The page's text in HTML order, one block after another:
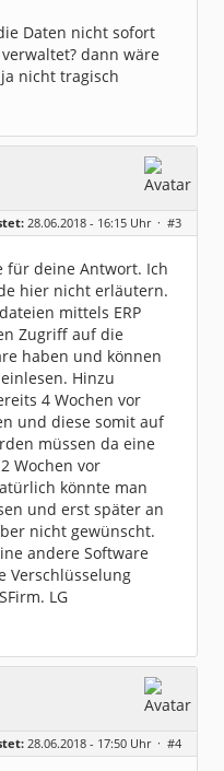
Daten nicht sofort
dann wäre
nicht tragisch
28.06.2018 - 16:15 Uhr · #3
für deine Antwort. Ich
hier nicht erläutern.
mittels ERP
Zugriff auf die
haben und können
Hinzu
4 Wochen vor
und diese somit auf
müssen da eine
Wochen vor
könnte man
und erst später an
nicht gewünscht.
andere Software
Verschlüsselung
LG
28.06.2018 - 17:50 Uhr · #4